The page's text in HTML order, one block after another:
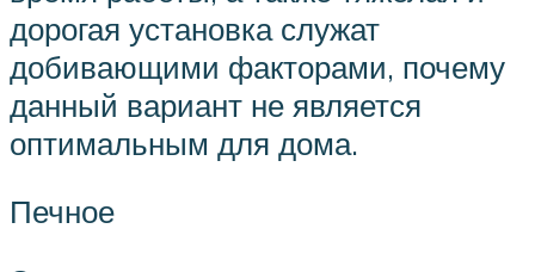
дорогая установка служат
добивающими факторами, почему
данный вариант не является
оптимальным для дома.
Печное